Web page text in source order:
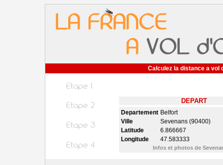
Calculez la distance a vol
DEPART
Departement Belfort
Ville
Sevenans (90400)
Latitude
6.866667
Longitude
47.583333
Infos et photos de